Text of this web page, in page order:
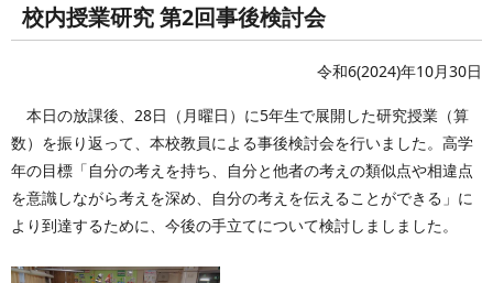
校内授業研究 第2回事後検討会
令和6(2024)年10月30日
本日の放課後、28日（月曜日）に5年生で展開した研究授業（算
数）を振り返って、本校教員による事後検討会を行いました。高学
年の目標「自分の考えを持ち、自分と他者の考えの類似点や相違点
を意識しながら考えを深め、自分の考えを伝えることができる」に
より到達するために、今後の手立てについて検討しましました。